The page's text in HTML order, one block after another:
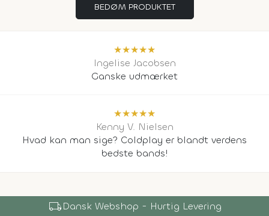
BEDØM PRODUKTET
★★★★★
Ingelise Jacobsen
Ganske udmærket
★★★★★
Kenny V. Nielsen
Hvad kan man sige? Coldplay er blandt verdens
bedste bands!
local_shippingDansk Webshop - Hurtig Levering